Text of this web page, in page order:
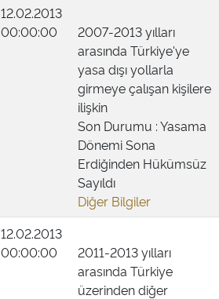
12.02.2013
00:00:00
2007-2013 yılları
arasında Türkiye'ye
yasa dışı yollarla
girmeye çalışan kişilere
ilişkin
Son Durumu : Yasama
Dönemi Sona
Erdiğinden Hükümsüz
Sayıldı
Diğer Bilgiler
12.02.2013
00:00:00
2011-2013 yılları
arasında Türkiye
üzerinden diğer